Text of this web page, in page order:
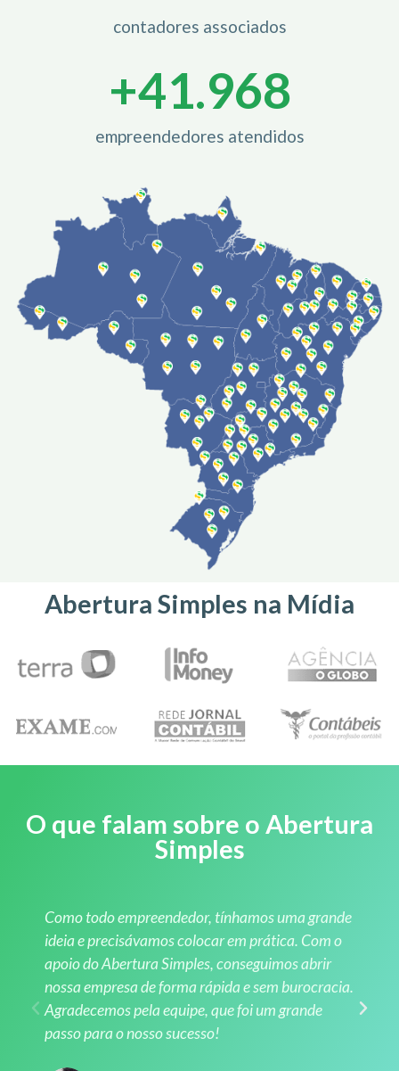
contadores associados
empreendedores atendidos
+42.000
Abertura Simples na Mídia
O que falam sobre o Abertura
Simples
Como todo empreendedor, tínhamos uma grande
ideia e precisávamos colocar em prática. Com o
apoio do Abertura Simples, conseguimos abrir
nossa empresa de forma rápida e sem burocracia.
Agradecemos pela equipe, que foi um grande
passo para o nosso sucesso!